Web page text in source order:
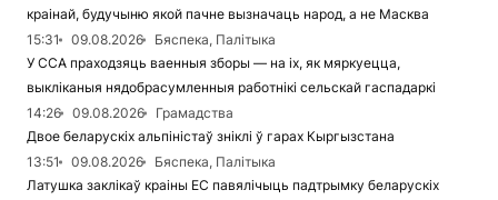
краінай, будучыню якой пачне вызначаць народ, а не Масква
15:31
09.08.2026
Бяспека, Палітыка
У ССА праходзяць ваенныя зборы — на іх, як мяркуецца,
выкліканыя нядобрасумленныя работнікі сельскай гаспадаркі
14:26
09.08.2026
Грамадства
Двое беларускіх альпіністаў зніклі ў гарах Кыргызстана
13:51
09.08.2026
Бяспека, Палітыка
Латушка заклікаў краіны ЕС павялічыць падтрымку беларускіх